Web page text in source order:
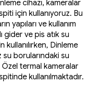
cihazı, kameralar
için kullanıyoruz. Bu
yapıları ve kullanım
gider ve pis atık su
kullanılırken, Dinleme
su borularındaki su
Özel termal kameralar
kullanılmaktadır.